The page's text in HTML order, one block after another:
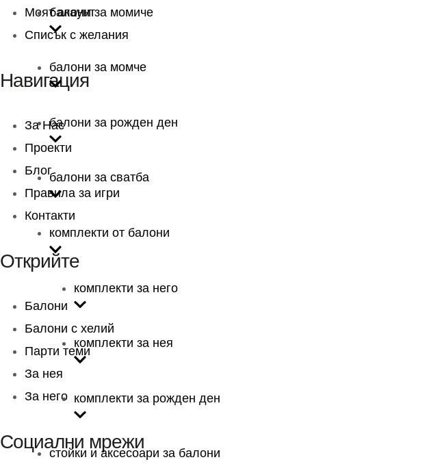
балони за момиче
балони за момче
балони за рожден ден
балони за сватба
комплекти от балони
комплекти за него
комплекти за нея
комплекти за рожден ден
стойки и аксесоари за балони
Моят акаунт
Списък с желания
Навигация
За Нас
Проекти
Блог
Правила за игри
Контакти
Открийте
Балони
Балони c хелий
Парти теми
За нея
За него
Социални мрежи